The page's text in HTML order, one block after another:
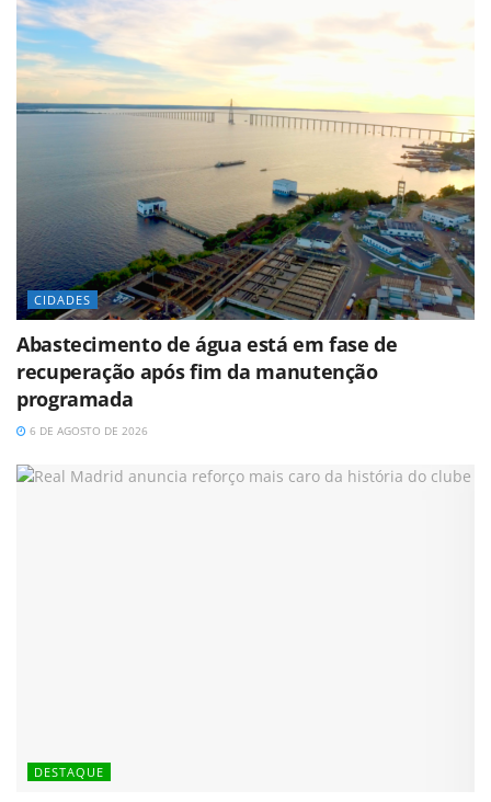
CIDADES
Abastecimento de água está em fase de
recuperação após fim da manutenção
programada
6 DE AGOSTO DE 2026
DESTAQUE